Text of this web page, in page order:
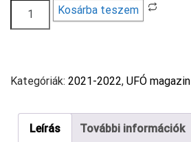
Ufó
magazin
Kosárba teszem
Kategóriák: 2021-2022, UFÓ magazin
Leírás További információk